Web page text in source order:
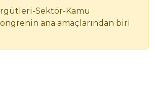
Sektör-Kamu
ana amaçlarından biri